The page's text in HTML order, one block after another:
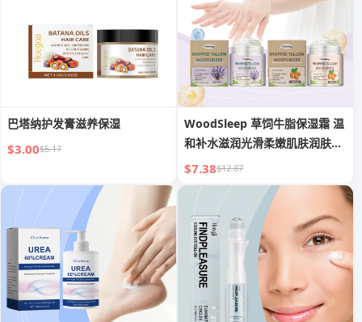
巴塔纳护发膏滋养保湿
$3.00$5.17
WoodSleep 草饲牛脂保湿霜 温
和补水滋润光滑柔嫩肌肤润肤身
体乳
$7.38$12.87